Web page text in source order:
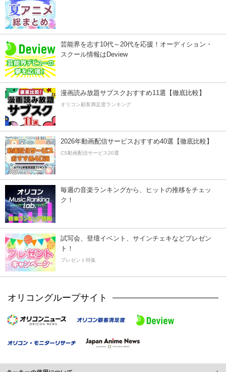
芸能界を志す10代～20代を応援！オーディション・
スクール情報はDeview
漫画読み放題サブスクおすすめ11選【徹底比較】
オリコン顧客満足度ランキング
2026年動画配信サービスおすすめ40選【徹底比較】
CS動画配信サービス20選
毎週の音楽ランキングから、ヒットの推移をチェッ
ク！
試写会、登壇イベント、サインチェキなどプレゼン
ト！
プレゼント特集
オリコングループサイト